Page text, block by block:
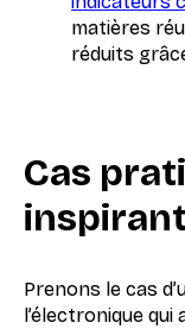
matières
réduits
Cas
inspirant
Prenons le cas
l’électronique